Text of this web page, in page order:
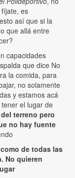
es
así que si la
que allá entre
capacidades
que dice No
la comida, para
no solamente
y estamos acá
el lugar de
terreno pero
no hay fuente
de todas las
No quieren